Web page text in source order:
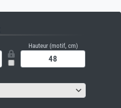
Hauteur (motif, cm)